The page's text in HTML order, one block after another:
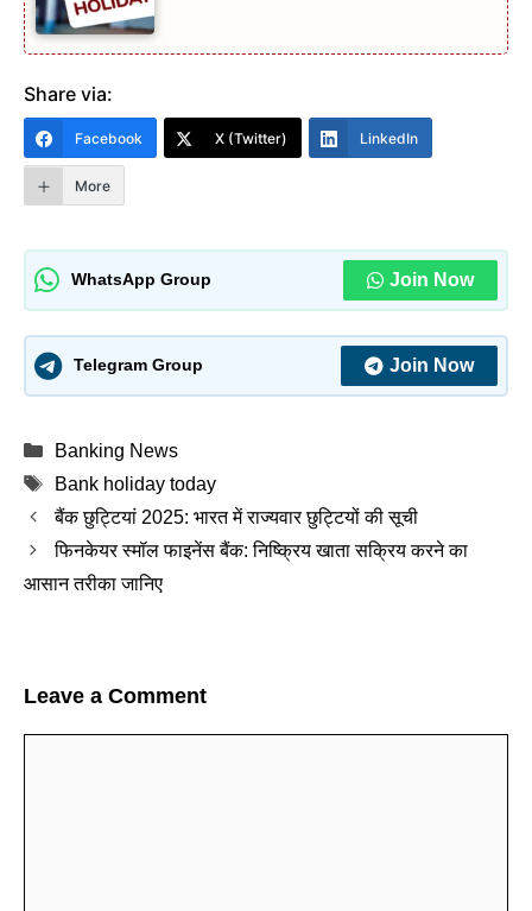
Share via:
Facebook X (Twitter) LinkedIn
More
WhatsApp Group Join Now
Telegram Group Join Now
Categories
Banking News
Tags
Bank holiday today
बैंक छुट्टियां 2025: भारत में राज्यवार छुट्टियों की सूची
फिनकेयर स्मॉल फाइनेंस बैंक: निष्क्रिय खाता सक्रिय करने का
आसान तरीका जानिए
Leave a Comment